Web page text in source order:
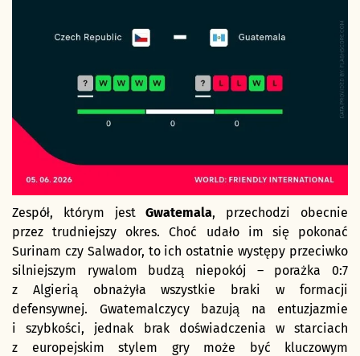
Zespół, którym jestGwatemala, przechodzi obecnie
przez trudniejszy okres. Choć udało im się pokonać
Surinam czy Salwador, to ich ostatnie występy przeciwko
silniejszym rywalom budzą niepokój – porażka 0:7
z Algierią obnażyła wszystkie braki w formacji
defensywnej. Gwatemalczycy bazują na entuzjazmie
i szybkości, jednak brak doświadczenia w starciach
z europejskim stylem gry może być kluczowym